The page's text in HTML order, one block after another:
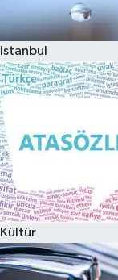
Istanbul
Kültür